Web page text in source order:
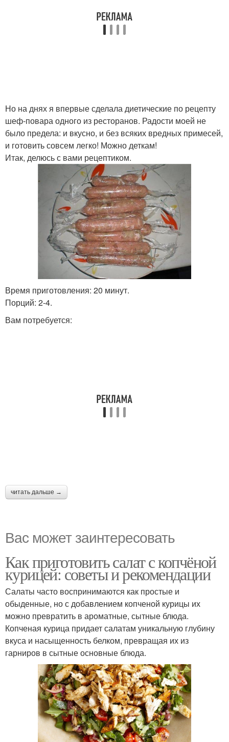
Но на днях я впервые сделала диетические по рецепту
шеф-повара одного из ресторанов. Радости моей не
было предела: и вкусно, и без всяких вредных примесей,
и готовить совсем легко! Можно деткам!
Итак, делюсь с вами рецептиком.
Время приготовления: 20 минут.
Порций: 2-4.
Вам потребуется:
читать дальше →
Вас может заинтересовать
Как приготовить салат с копчёной
курицей: советы и рекомендации
Салаты часто воспринимаются как простые и
обыденные, но с добавлением копченой курицы их
можно превратить в ароматные, сытные блюда.
Копченая курица придает салатам уникальную глубину
вкуса и насыщенность белком, превращая их из
гарниров в сытные основные блюда.